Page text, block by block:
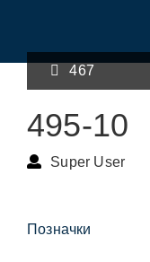
467
495-10
Super User
Позначки